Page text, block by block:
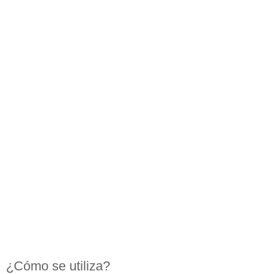
¿Cómo se utiliza?